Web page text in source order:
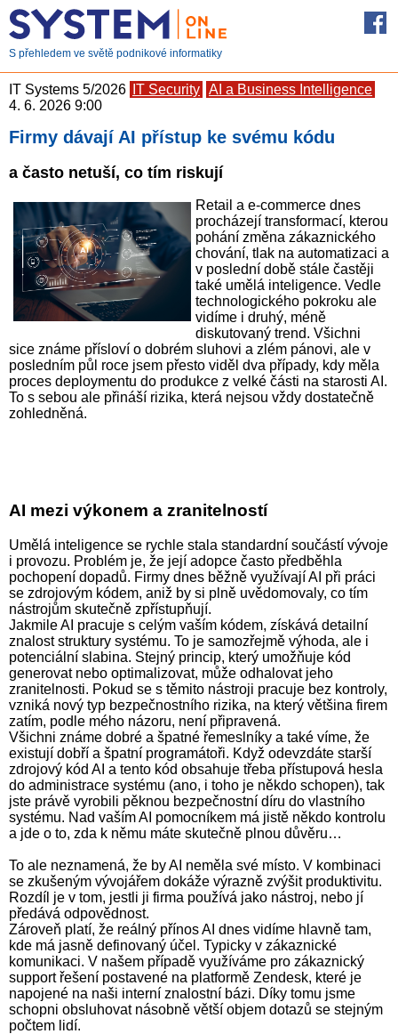
S přehledem ve světě podnikové informatiky
IT Systems 5/2026 IT Security AI a Business Intelligence
4. 6. 2026 9:00
Firmy dávají AI přístup ke svému kódu
a často netuší, co tím riskují
Retail a e-commerce dnes
procházejí transformací, kterou
pohání změna zákaznického
chování, tlak na automatizaci a
v poslední době stále častěji
také umělá inteligence. Vedle
technologického pokroku ale
vidíme i druhý, méně
diskutovaný trend. Všichni
sice známe přísloví o dobrém sluhovi a zlém pánovi, ale v
posledním půl roce jsem přesto viděl dva případy, kdy měla
proces deploymentu do produkce z velké části na starosti AI.
To s sebou ale přináší rizika, která nejsou vždy dostatečně
zohledněná.
AI mezi výkonem a zranitelností
Umělá inteligence se rychle stala standardní součástí vývoje
i provozu. Problém je, že její adopce často předběhla
pochopení dopadů. Firmy dnes běžně využívají AI při práci
se zdrojovým kódem, aniž by si plně uvědomovaly, co tím
nástrojům skutečně zpřístupňují.
Jakmile AI pracuje s celým vaším kódem, získává detailní
znalost struktury systému. To je samozřejmě výhoda, ale i
potenciální slabina. Stejný princip, který umožňuje kód
generovat nebo optimalizovat, může odhalovat jeho
zranitelnosti. Pokud se s těmito nástroji pracuje bez kontroly,
vzniká nový typ bezpečnostního rizika, na který většina firem
zatím, podle mého názoru, není připravená.
Všichni známe dobré a špatné řemeslníky a také víme, že
existují dobří a špatní programátoři. Když odevzdáte starší
zdrojový kód AI a tento kód obsahuje třeba přístupová hesla
do administrace systému (ano, i toho je někdo schopen), tak
jste právě vyrobili pěknou bezpečnostní díru do vlastního
systému. Nad vaším AI pomocníkem má jistě někdo kontrolu
a jde o to, zda k němu máte skutečně plnou důvěru…
To ale neznamená, že by AI neměla své místo. V kombinaci
se zkušeným vývojářem dokáže výrazně zvýšit produktivitu.
Rozdíl je v tom, jestli ji firma používá jako nástroj, nebo jí
předává odpovědnost.
Zároveň platí, že reálný přínos AI dnes vidíme hlavně tam,
kde má jasně definovaný účel. Typicky v zákaznické
komunikaci. V našem případě využíváme pro zákaznický
support řešení postavené na platformě Zendesk, které je
napojené na naši interní znalostní bázi. Díky tomu jsme
schopni obsluhovat násobně větší objem dotazů se stejným
počtem lidí.